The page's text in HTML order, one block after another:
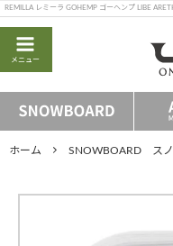
REMILLA レミーラ GOHEMP ゴーヘンプ LIBE
メニュー
ホーム SNOWBOARD スノ